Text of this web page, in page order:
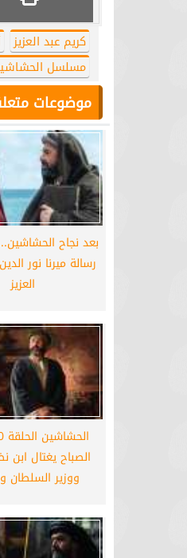
كريم عبد العزيز
مسلسل الحشاشين
موضوعات
بعد نجاح
رسالة ميرنا نور
العزيز
الصباح يغتال ابن
ووزير السلطان
برشلونة يستعيد سلاحا
كأس العالم